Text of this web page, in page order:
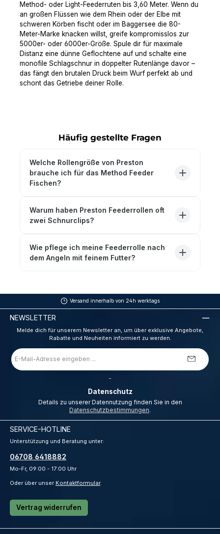
Method- oder Light-Feederruten bis 3,60 Meter. Wenn du
an großen Flüssen wie dem Rhein oder der Elbe mit
schweren Körben fischt oder im Baggersee die 80-
Meter-Marke knacken willst, greife kompromisslos zur
5000er- oder 6000er-Größe. Spule dir für maximale
Distanz eine dünne Geflochtene auf und schalte eine
monofile Schlagschnur in doppelter Rutenlänge davor –
das fängt den brutalen Druck beim Wurf perfekt ab und
schont das Getriebe deiner Rolle.
Häufig gestellte Fragen
Welche Rollengröße von Preston
brauche ich für das Method Feeder
Fischen?
Warum haben Preston Feederrollen oft
zwei Schnurclips?
Wie pflege ich meine Feederrolle nach
dem Angeln mit feinem Futter?
Versand innerhalb von 24h werktags
NEWSLETTER
Melde dich für unserem Newsletter an, um über exklusive Angebote,
Rabatte und Neuheiten informiert zu werden.
E-
Mail-
Adresse
Datenschutz
Datenschutzbestimmungen.
SERVICE-HOTLINE
Unterstützung und Beratung unter:
06708 6418882
Mo-Fr, 09:00 - 17:00 Uhr
Oder über unser Kontaktformular.
Vertrag widerrufen